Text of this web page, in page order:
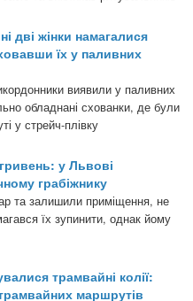
дві жінки намагалися
їх у паливних
виявили у паливних
обладнані схованки, де були
у стрейч-плівку
у Львові
грабіжнику
та залишили приміщення, не
їх зупинити, однак йому
трамвайні колії:
маршрутів